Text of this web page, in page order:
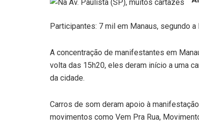
Participantes: 7 mil em Manaus, segundo
A concentração de manifestantes em
volta das 15h20, eles deram início a uma
da cidade.
Carros de som deram apoio à
movimentos como Vem Pra Rua,